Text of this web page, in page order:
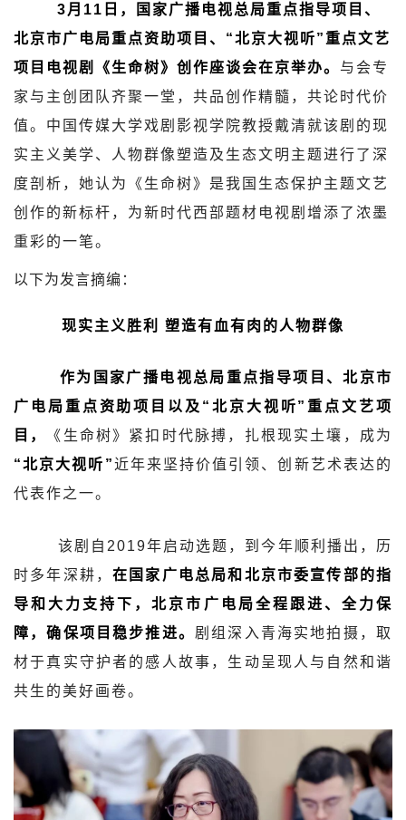
3月11日，国家广播电视总局重点指导项目、
北京市广电局重点资助项目、“北京大视听”重点文艺
项目电视剧《生命树》创作座谈会在京举办。 与会专
家与主创团队齐聚一堂，共品创作精髓，共论时代价
值。中国传媒大学戏剧影视学院教授戴清就该剧的现
实主义美学、人物群像塑造及生态文明主题进行了深
度剖析，她认为《生命树》是我国生态保护主题文艺
创作的新标杆，为新时代西部题材电视剧增添了浓墨
重彩的一笔。
以下为发言摘编：
现实主义胜利 塑造有血有肉的人物群像
作为国家广播电视总局重点指导项目、北京市
广电局重点资助项目以及“北京大视听”重点文艺项
目，
《生命树》紧扣时代脉搏，扎根现实土壤，成为
“北京大视听”近年来坚持价值引领、创新艺术表达的
代表作之一。
该剧自2019年启动选题，到今年顺利播出，历
时多年深耕，在国家广电总局和北京市委宣传部的指
导和大力支持下，北京市广电局全程跟进、全力保
障，确保项目稳步推进。 剧组深入青海实地拍摄，取
材于真实守护者的感人故事，生动呈现人与自然和谐
共生的美好画卷。